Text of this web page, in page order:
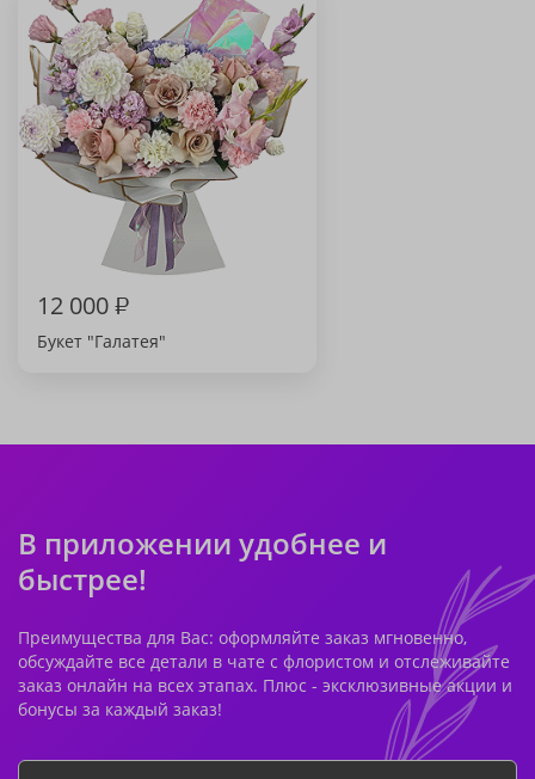
12 000₽
Букет "Галатея"
В приложении удобнее и
быстрее!
Преимущества для Вас: оформляйте заказ мгновенно,
обсуждайте все детали в чате с флористом и отслеживайте
заказ онлайн на всех этапах. Плюс - эксклюзивные акции и
бонусы за каждый заказ!